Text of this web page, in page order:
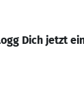
Dich jetzt